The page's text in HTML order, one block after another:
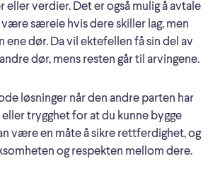
eller verdier. Det er også mulig å avtale
særeie hvis dere skiller lag, men
ene dør. Da vil ektefellen få sin del av
dør, mens resten går til arvingene.
løsninger når den andre parten har
trygghet for at du kunne bygge
være en måte å sikre rettferdighet, og
og respekten mellom dere.